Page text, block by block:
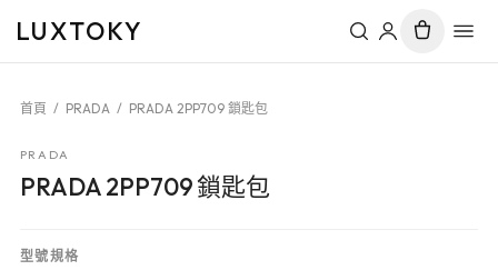
LUXTOKY
首頁 / PRADA / PRADA 2PP709 鎖匙包
PRADA
PRADA 2PP709 鎖匙包
型號規格